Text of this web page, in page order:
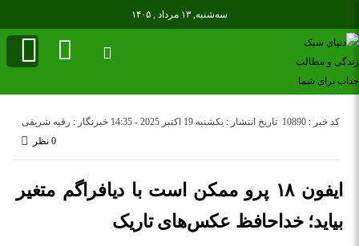
سه‌شنبه, ۱۳ مرداد , ۱۴۰۵
تاریخ انتشار : یکشنبه 19 اکتبر 2025 - 14:35 خبرنگار : رقیه شریفی
کد خبر : 10890
0 نظر
ایفون ۱۸ پرو ممکن است با دیافراگم متغیر
بیاید؛ خداحافظ عکس‌های تاریک